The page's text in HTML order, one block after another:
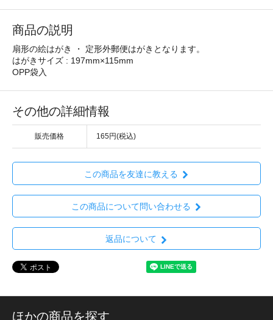
商品の説明
扇形の絵はがき ・ 定形外郵便はがきとなります。
はがきサイズ : 197mm×115mm
OPP袋入
その他の詳細情報
販売価格 165円(税込)
この商品を友達に教える
この商品について問い合わせる
返品について
ほかの商品を探す